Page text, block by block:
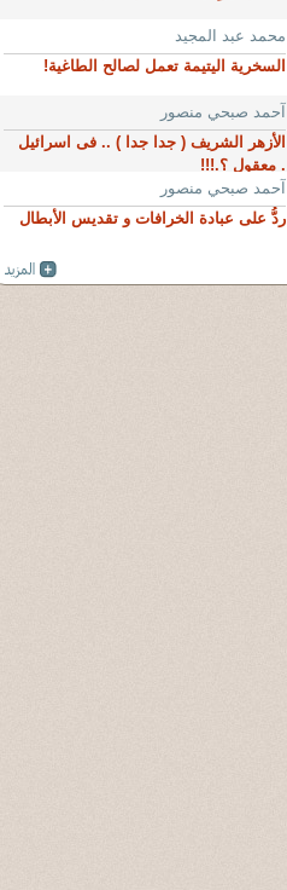
محمد عبد المجيد
السخرية اليتيمة تعمل لصالح الطاغية!
آحمد صبحي منصور
الأزهر الشريف ( جدا جدا ) .. فى اسرائيل
. معقول ؟.!!!
آحمد صبحي منصور
ردُّ على عبادة الخرافات و تقديس الأبطال